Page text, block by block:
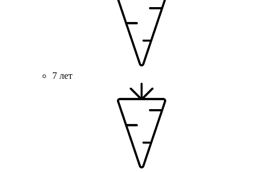
7 лет